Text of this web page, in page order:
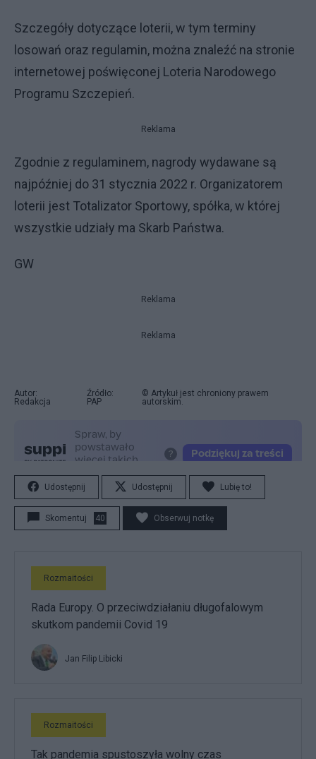
Szczegóły dotyczące loterii, w tym terminy
losowań oraz regulamin, można znaleźć na stronie
internetowej poświęconej Loteria Narodowego
Programu Szczepień.
Reklama
Zgodnie z regulaminem, nagrody wydawane są
najpóźniej do 31 stycznia 2022 r. Organizatorem
loterii jest Totalizator Sportowy, spółka, w której
wszystkie udziały ma Skarb Państwa.
GW
Reklama
Reklama
Autor:
Redakcja
Źródło:
PAP
© Artykuł jest chroniony prawem
autorskim.
Udostępnij Udostępnij Lubię to!
Skomentuj 40 Obserwuj notkę
Rozmaitości
Rada Europy. O przeciwdziałaniu długofalowym
skutkom pandemii Covid 19
Jan Filip Libicki
Rozmaitości
Tak pandemia spustoszyła wolny czas